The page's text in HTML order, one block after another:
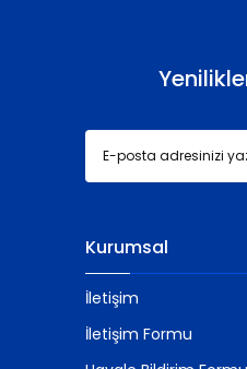
Kurumsal
İletişim
İletişim Formu